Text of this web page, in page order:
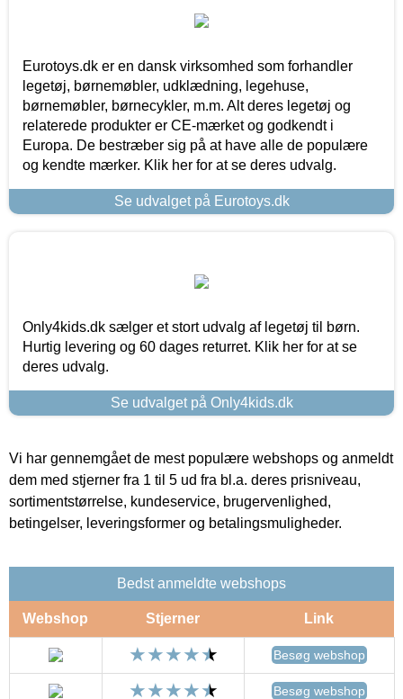
Eurotoys.dk er en dansk virksomhed som forhandler
legetøj, børnemøbler, udklædning, legehuse,
børnemøbler, børnecykler, m.m. Alt deres legetøj og
relaterede produkter er CE-mærket og godkendt i
Europa. De bestræber sig på at have alle de populære
og kendte mærker. Klik her for at se deres udvalg.
Se udvalget på Eurotoys.dk
Only4kids.dk sælger et stort udvalg af legetøj til børn.
Hurtig levering og 60 dages returret. Klik her for at se
deres udvalg.
Se udvalget på Only4kids.dk
Vi har gennemgået de mest populære webshops og anmeldt
dem med stjerner fra 1 til 5 ud fra bl.a. deres prisniveau,
sortimentstørrelse, kundeservice, brugervenlighed,
betingelser, leveringsformer og betalingsmuligheder.
Bedst anmeldte webshops
Webshop Stjerner Link
Besøg webshop
Besøg webshop